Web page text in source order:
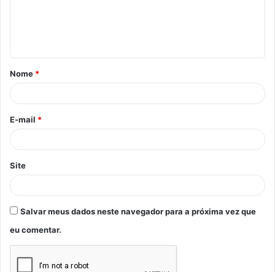
á
r
*
Nome *
E-mail *
Site
Salvar meus dados neste navegador para a próxima vez que
eu comentar.